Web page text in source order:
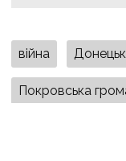
війна
Покровська